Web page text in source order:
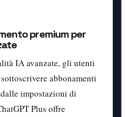
premium per
IA avanzate, gli utenti
abbonamenti
impostazioni di
Plus offre